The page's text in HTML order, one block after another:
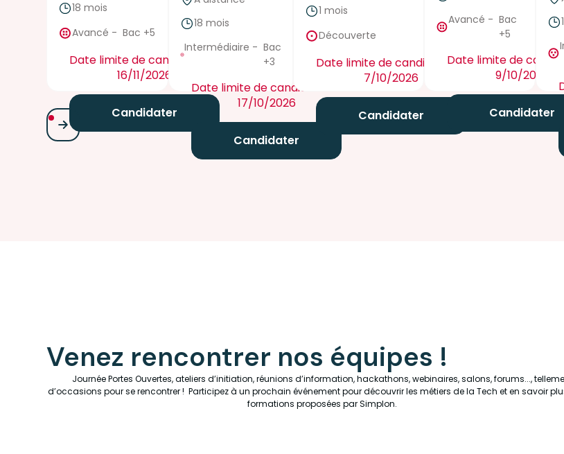
18 mois
Avancé -Bac +5
Date limite de candidature :
16/11/2026
Candidater
18 mois
Intermédiaire -Bac
+3
Date limite de candidature :
17/10/2026
Candidater
1 mois
Découverte
Date limite de candidature :
7/10/2026
Candidater
Avancé -Bac
+5
Date limite de
9/10/2026
Candidater
Venez rencontrer nos équipes !
Journée Portes Ouvertes, ateliers d’initiation, réunions d’information, hackathons, webinaires, salons, forums...,
d’occasions pour se rencontrer ! Participez à un prochain événement pour découvrir les métiers de la Tech et en savoir
formations proposées par Simplon.